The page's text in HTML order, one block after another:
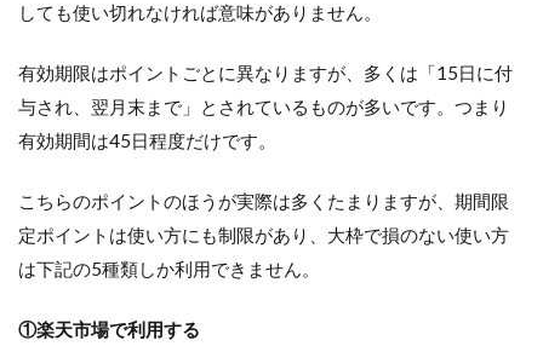
しても使い切れなければ意味がありません。
有効期限はポイントごとに異なりますが、多くは「15日に付
与され、翌月末まで」とされているものが多いです。つまり
有効期間は45日程度だけです。
こちらのポイントのほうが実際は多くたまりますが、期間限
定ポイントは使い方にも制限があり、大枠で損のない使い方
は下記の5種類しか利用できません。
①楽天市場で利用する